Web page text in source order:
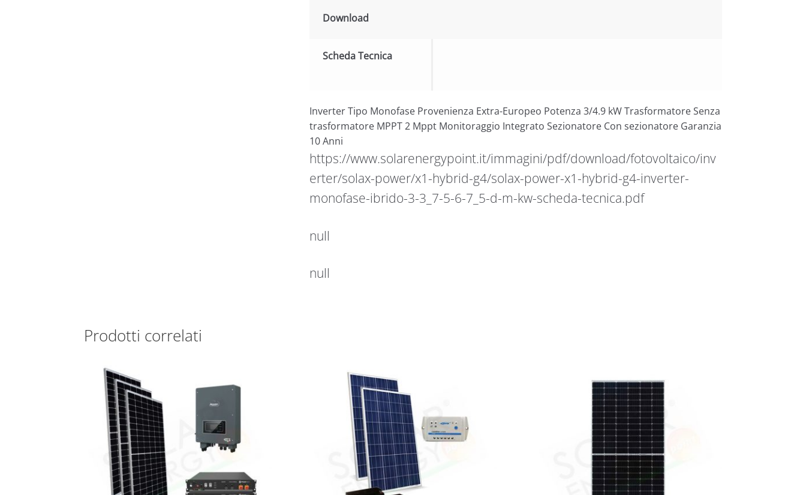
Download
Scheda Tecnica
Inverter Tipo Monofase Provenienza Extra-Europeo Potenza 3/4.9 kW Trasformatore Senza
trasformatore MPPT 2 Mppt Monitoraggio Integrato Sezionatore Con sezionatore Garanzia
10 Anni
https://www.solarenergypoint.it/immagini/pdf/download/fotovoltaico/inv
erter/solax-power/x1-hybrid-g4/solax-power-x1-hybrid-g4-inverter-
monofase-ibrido-3-3_7-5-6-7_5-d-m-kw-scheda-tecnica.pdf
null
null
Prodotti correlati